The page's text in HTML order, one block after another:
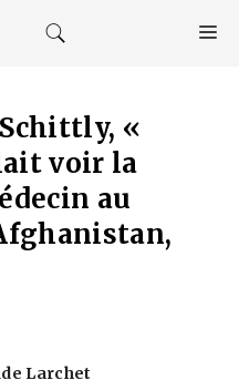
«
voir la
au
Larchet